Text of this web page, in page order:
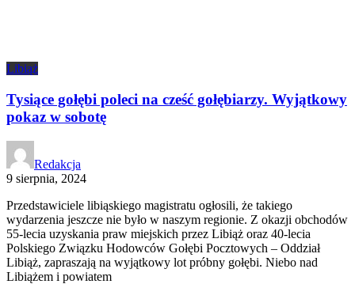
Libiąż
Tysiące gołębi poleci na cześć gołębiarzy. Wyjątkowy
pokaz w sobotę
Redakcja
9 sierpnia, 2024
Przedstawiciele libiąskiego magistratu ogłosili, że takiego
wydarzenia jeszcze nie było w naszym regionie. Z okazji obchodów
55-lecia uzyskania praw miejskich przez Libiąż oraz 40-lecia
Polskiego Związku Hodowców Gołębi Pocztowych – Oddział
Libiąż, zapraszają na wyjątkowy lot próbny gołębi. Niebo nad
Libiążem i powiatem